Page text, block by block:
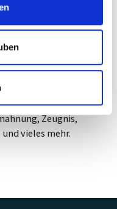
die in
spielen, wie
Zeugnis,
vieles mehr.